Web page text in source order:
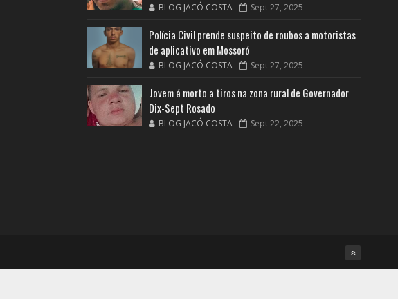
BLOG JACÓ COSTA Sept 27, 2025
Polícia Civil prende suspeito de roubos a motoristas
de aplicativo em Mossoró
BLOG JACÓ COSTA Sept 27, 2025
Jovem é morto a tiros na zona rural de Governador
Dix-Sept Rosado
BLOG JACÓ COSTA Sept 22, 2025